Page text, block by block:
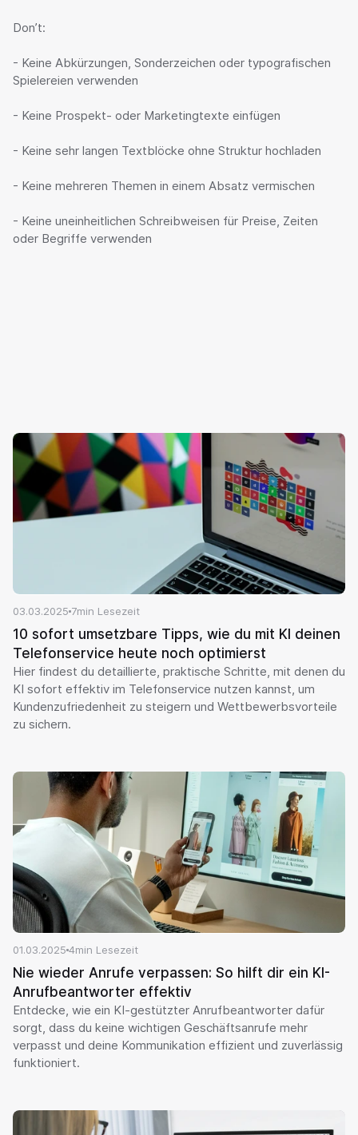
Don’t:
- Keine Abkürzungen, Sonderzeichen oder typografischen
Spielereien verwenden
- Keine Prospekt- oder Marketingtexte einfügen
- Keine sehr langen Textblöcke ohne Struktur hochladen
- Keine mehreren Themen in einem Absatz vermischen
- Keine uneinheitlichen Schreibweisen für Preise, Zeiten
oder Begriffe verwenden
03.03.2025 7min Lesezeit
10 sofort umsetzbare Tipps, wie du mit KI deinen
Telefonservice heute noch optimierst
Hier findest du detaillierte, praktische Schritte, mit denen du
KI sofort effektiv im Telefonservice nutzen kannst, um
Kundenzufriedenheit zu steigern und Wettbewerbsvorteile
zu sichern.
01.03.2025 4min Lesezeit
Nie wieder Anrufe verpassen: So hilft dir ein KI-
Anrufbeantworter effektiv
Entdecke, wie ein KI-gestützter Anrufbeantworter dafür
sorgt, dass du keine wichtigen Geschäftsanrufe mehr
verpasst und deine Kommunikation effizient und zuverlässig
funktioniert.